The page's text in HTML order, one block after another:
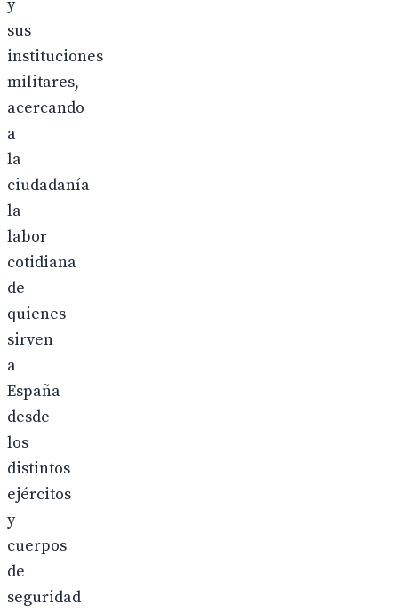
y
sus
instituciones
militares,
acercando
a
la
ciudadanía
la
labor
cotidiana
de
quienes
sirven
a
España
desde
los
distintos
ejércitos
y
cuerpos
de
seguridad